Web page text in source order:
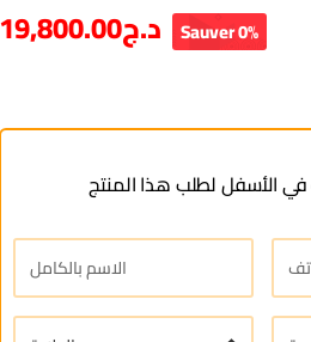
د.ج19,800.00 Sauver 0%
الأسفل لطلب هذا المنتج